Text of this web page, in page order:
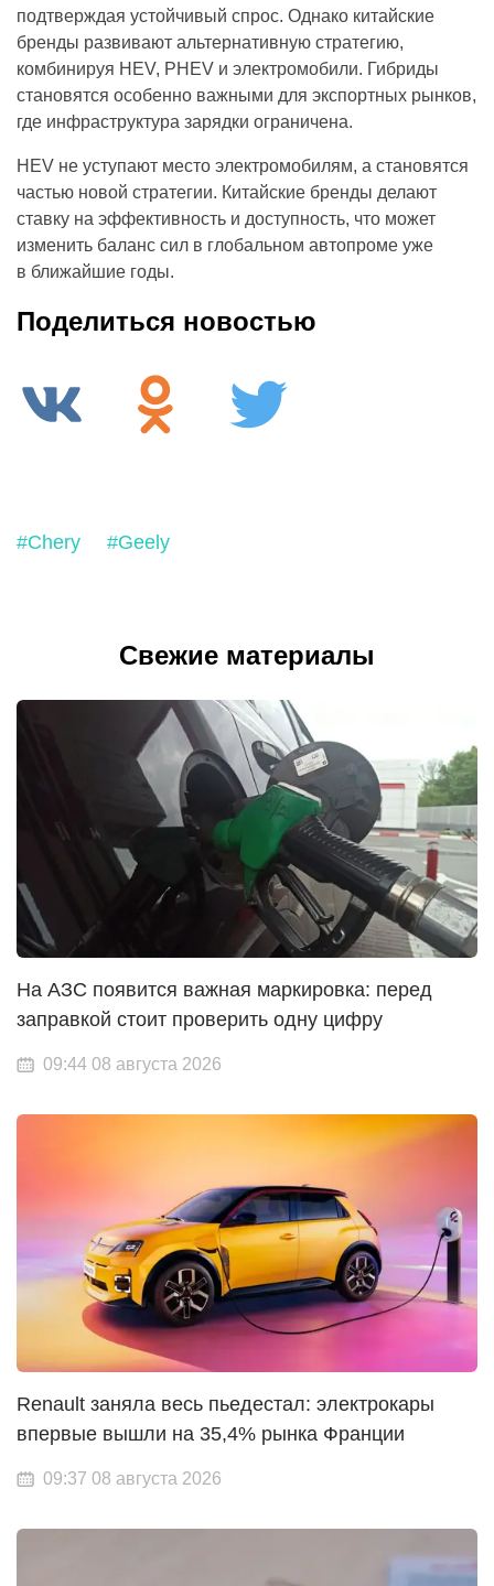
подтверждая устойчивый спрос. Однако китайские
бренды развивают альтернативную стратегию,
комбинируя HEV, PHEV и электромобили. Гибриды
становятся особенно важными для экспортных рынков,
где инфраструктура зарядки ограничена.
HEV не уступают место электромобилям, а становятся
частью новой стратегии. Китайские бренды делают
ставку на эффективность и доступность, что может
изменить баланс сил в глобальном автопроме уже
в ближайшие годы.
Поделиться новостью
#Chery #Geely
Свежие материалы
На АЗС появится важная маркировка: перед
заправкой стоит проверить одну цифру
09:44 08 августа 2026
Renault заняла весь пьедестал: электрокары
впервые вышли на 35,4% рынка Франции
09:37 08 августа 2026